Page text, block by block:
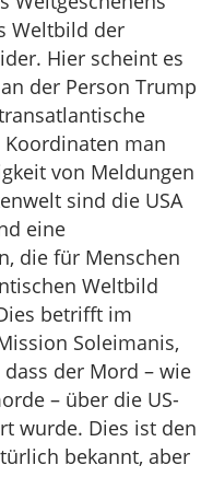
Weltbild der
Hier scheint es
der Person Trump
man
von Meldungen
sind die USA
eine
die für Menschen
Weltbild
betrifft im
Soleimanis,
der Mord – wie
– über die US-
wurde. Dies ist den
bekannt, aber